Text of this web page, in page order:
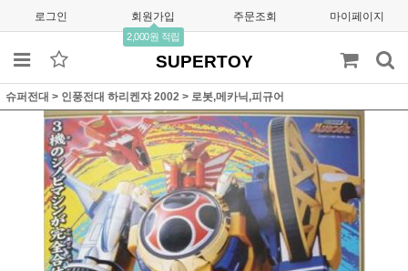
로그인 회원가입
2,000원 적립
주문조회 마이페이지
SUPERTOY
슈퍼전대 > 인풍전대 하리켄쟈 2002 > 로봇,메카닉,피규어